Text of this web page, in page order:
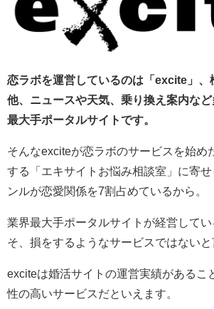
恋ラボを運営しているのは「excite」、
他、ニュースや天気、乗り換え案内な
最大手ポータルサイトです。
そんなexciteが恋ラボのサービスを始め
する「エキサイトお悩み相談室」に寄
ンルが恋愛関係を7割占めているから。
業界最大手ポータルサイトが経営してい
そ、損をするようなサービスではないと
exciteは婚活サイトの運営実績があるこ
性の高いサービスだといえます。